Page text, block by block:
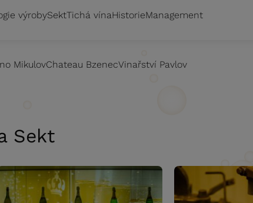
výrobySektTichá vínaHistorieManagement
MikulovChateau BzenecVinařství Pavlov
Sekt